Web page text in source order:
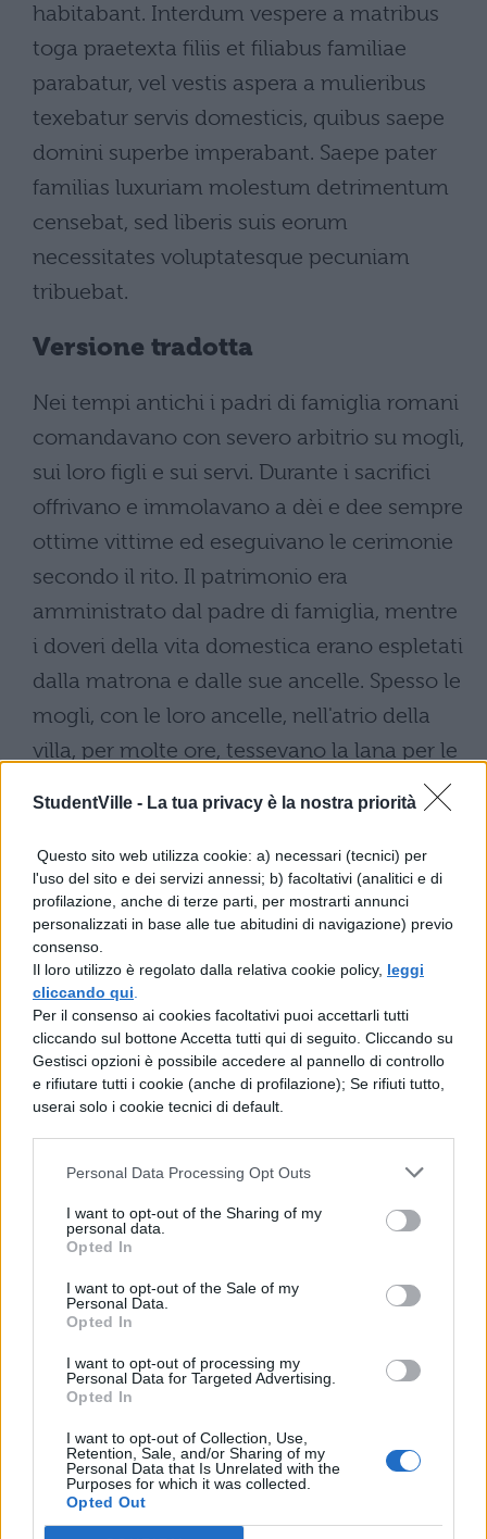
StudentVille - La tua privacy è la nostra priorità
Questo sito web utilizza cookie: a) necessari (tecnici) per
l'uso del sito e dei servizi annessi; b) facoltativi (analitici e di
profilazione, anche di terze parti, per mostrarti annunci
personalizzati in base alle tue abitudini di navigazione) previo
consenso.
Il loro utilizzo è regolato dalla relativa cookie policy, leggi
cliccando qui
Per il consenso ai cookies facoltativi puoi accettarli tutti
cliccando sul bottone Accetta tutti qui di seguito. Cliccando su
Gestisci opzioni è possibile accedere al pannello di controllo
e rifiutare tutti i cookie (anche di profilazione); Se rifiuti tutto,
userai solo i cookie tecnici di default.
Personal Data Processing Opt Outs
I want to opt-out of the Sharing of my
personal data.
Opted In
I want to opt-out of the Sale of my
Personal Data.
Opted In
I want to opt-out of processing my
Personal Data for Targeted Advertising.
Opted In
I want to opt-out of Collection, Use,
Retention, Sale, and/or Sharing of my
Personal Data that Is Unrelated with the
Purposes for which it was collected.
Opted Out
habitabant. Interdum vespere a matribus
toga praetexta filiis et filiabus familiae
parabatur, vel vestis aspera a mulieribus
texebatur servis domesticis, quibus saepe
domini superbe imperabant. Saepe pater
familias luxuriam molestum detrimentum
censebat, sed liberis suis eorum
necessitates voluptatesque pecuniam
tribuebat.
Versione tradotta
Nei tempi antichi i padri di famiglia romani
comandavano con severo arbitrio su mogli,
sui loro figli e sui servi. Durante i sacrifici
offrivano e immolavano a dèi e dee sempre
ottime vittime ed eseguivano le cerimonie
secondo il rito. Il patrimonio era
amministrato dal padre di famiglia, mentre
i doveri della vita domestica erano espletati
dalla matrona e dalle sue ancelle. Spesso le
mogli, con le loro ancelle, nell'atrio della
villa, per molte ore, tessevano la lana per le
casa. Talvolta la sera dalle madri veniva
preparata la toga pretesta per i figli e le
figlie di famiglia, o dalle donne veniva
cucita una rozza veste per i servi domestici,
ai quali spesso i padroni comandavano
arrogantemente. Spesso il padre di famiglia
riteneva il lusso un danno molesto, ma
dava ai suoi figli del denaro per le loro
necessità e piaceri.
TI POTREBBE INTERESSARE
La Commedia di Plauto